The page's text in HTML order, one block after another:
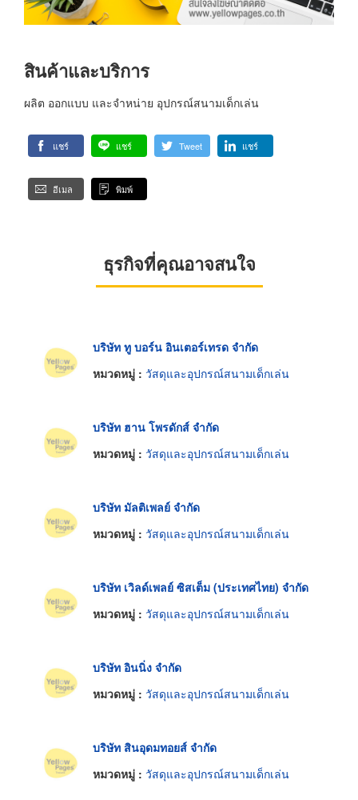
สินค้าและบริการ
ผลิต ออกแบบ และจำหน่าย อุปกรณ์สนามเด็กเล่น
แชร์ แชร์ Tweet แชร์
อีเมล พิมพ์
ธุรกิจที่คุณอาจสนใจ
บริษัท ทู บอร์น อินเตอร์เทรด จำกัด
หมวดหมู่ : วัสดุและอุปกรณ์สนามเด็กเล่น
บริษัท ฮาน โพรดักส์ จำกัด
หมวดหมู่ : วัสดุและอุปกรณ์สนามเด็กเล่น
บริษัท มัลติเพลย์ จำกัด
หมวดหมู่ : วัสดุและอุปกรณ์สนามเด็กเล่น
บริษัท เวิลด์เพลย์ ซิสเต็ม (ประเทศไทย) จำกัด
หมวดหมู่ : วัสดุและอุปกรณ์สนามเด็กเล่น
บริษัท อินนิ่ง จำกัด
หมวดหมู่ : วัสดุและอุปกรณ์สนามเด็กเล่น
บริษัท สินอุดมทอยส์ จำกัด
หมวดหมู่ : วัสดุและอุปกรณ์สนามเด็กเล่น